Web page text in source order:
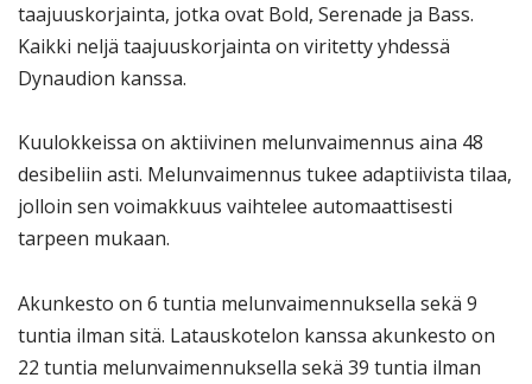
taajuuskorjainta, jotka ovat Bold, Serenade ja Bass.
Kaikki neljä taajuuskorjainta on viritetty yhdessä
Dynaudion kanssa.
Kuulokkeissa on aktiivinen melunvaimennus aina 48
desibeliin asti. Melunvaimennus tukee adaptiivista tilaa,
jolloin sen voimakkuus vaihtelee automaattisesti
tarpeen mukaan.
Akunkesto on 6 tuntia melunvaimennuksella sekä 9
tuntia ilman sitä. Latauskotelon kanssa akunkesto on
22 tuntia melunvaimennuksella sekä 39 tuntia ilman